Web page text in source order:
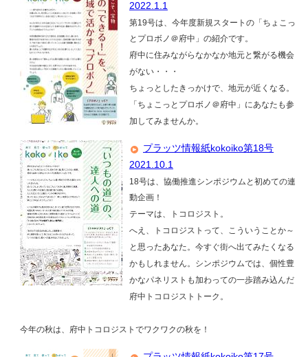
2022.1.1
第19号は、今年度新規スタートの「ちょこっ
とプロボノ＠府中」の紹介です。
府中に住みながらなかなか地元と繋がる機会
がない・・・
ちょっとしたきっかけで、地元が近くなる。
「ちょこっとプロボノ＠府中」にあなたも参
加してみませんか。
プラッツ情報紙kokoiko第18号
2021.10.1
18号は、協働推進シンポジウムと初めての連
動企画！
テーマは、トコロジスト。
へえ、トコロジストって、こういうことか～
と思ったあなた。今すぐ街へ出てみたくなる
かもしれません。シンポジウムでは、個性豊
かなパネリストも加わっての一歩踏み込んだ
府中トコロジストトーク。
今年の秋は、府中トコロジストでワクワクの秋を！